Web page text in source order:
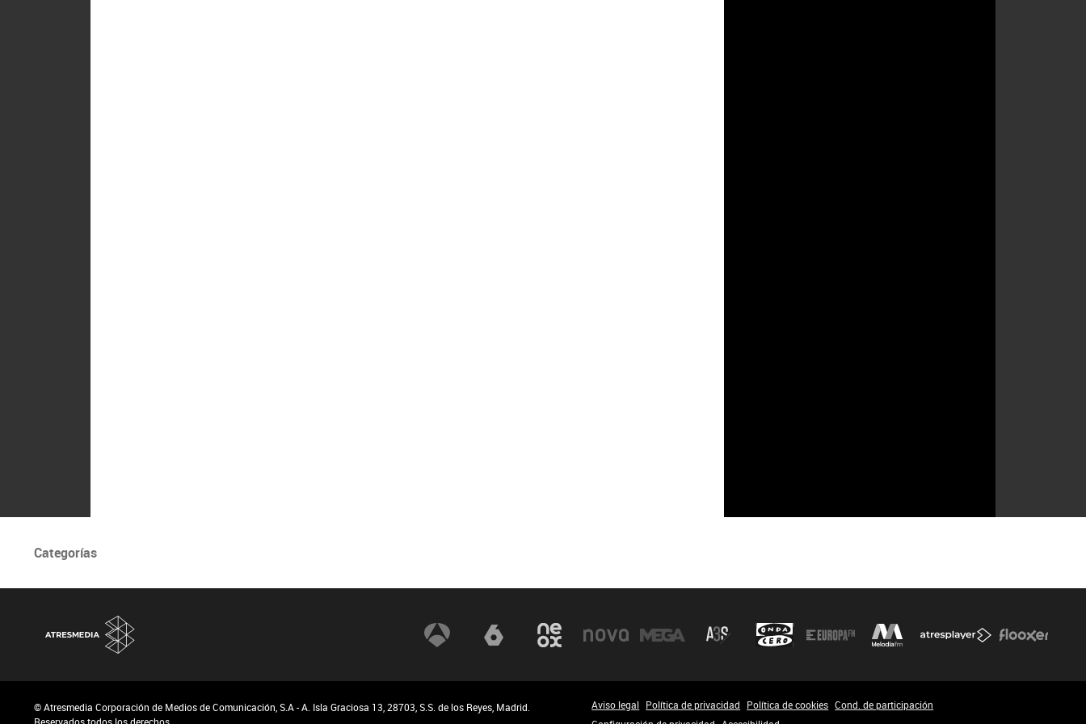
Categorías
© Atresmedia Corporación de Medios de Comunicación, S.A - A. Isla Graciosa 13, 28703, S.S. de los Reyes, Madrid.
Aviso legal Política de privacidad Política de cookies Cond. de participación